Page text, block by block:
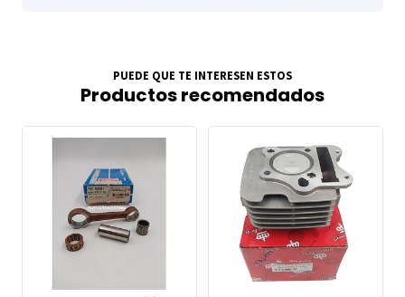
PUEDE QUE TE INTERESEN ESTOS
Productos recomendados